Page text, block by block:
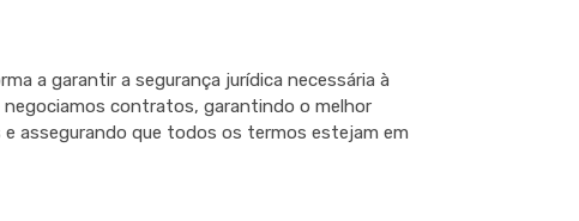
a garantir a segurança jurídica necessária à
contratos, garantindo o melhor
assegurando que todos os termos estejam em